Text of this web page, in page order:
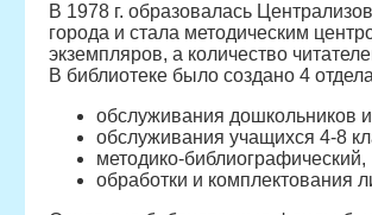
В 1978 г. образовалась
города и стала методическим
экземпляров, а количество
В библиотеке было создано 4
обслуживания дошкольников
обслуживания учащихся 4-8
методико-библиографический,
обработки и комплектования